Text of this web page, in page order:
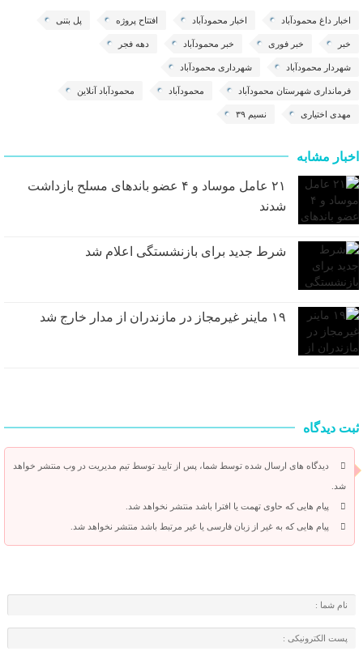
اخبار داغ محمودآباد اخبار محمودآباد افتتاح پروژه پل بتنی
خبر خبر فوری خبر محمودآباد دهه فجر
شهردار محمودآباد شهرداری محمودآباد
فرمانداری شهرستان محمودآباد محمودآباد محمودآباد آنلاین
مهدی اختیاری نسیم ۳۹
اخبار مشابه
۲۱ عامل موساد و ۴ عضو باند‌های مسلح بازداشت
شدند
شرط جدید برای بازنشستگی اعلام شد
۱۹ ماینر غیرمجاز در مازندران از مدار خارج شد
ثبت دیدگاه
دیدگاه های ارسال شده توسط شما، پس از تایید توسط تیم مدیریت در وب منتشر خواهد
شد.
پیام هایی که حاوی تهمت یا افترا باشد منتشر نخواهد شد.
پیام هایی که به غیر از زبان فارسی یا غیر مرتبط باشد منتشر نخواهد شد.